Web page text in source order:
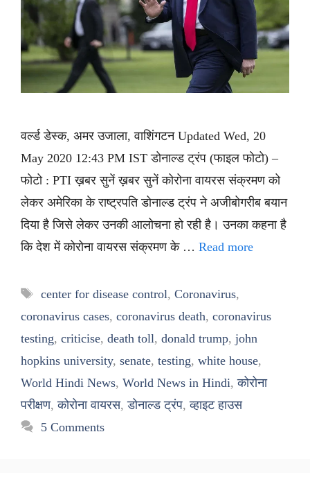
वर्ल्ड डेस्क, अमर उजाला, वाशिंगटन Updated Wed, 20
May 2020 12:43 PM IST डोनाल्ड ट्रंप (फाइल फोटो) –
फोटो : PTI ख़बर सुनें ख़बर सुनें कोरोना वायरस संक्रमण को
लेकर अमेरिका के राष्ट्रपति डोनाल्ड ट्रंप ने अजीबोगरीब बयान
दिया है जिसे लेकर उनकी आलोचना हो रही है। उनका कहना है
कि देश में कोरोना वायरस संक्रमण के … Read more
Tags
center for disease control, Coronavirus,
coronavirus cases, coronavirus death, coronavirus
testing, criticise, death toll, donald trump, john
hopkins university, senate, testing, white house,
World Hindi News, World News in Hindi,कोरोना
परीक्षण,कोरोना वायरस,डोनाल्ड ट्रंप,व्हाइट हाउस
5 Comments